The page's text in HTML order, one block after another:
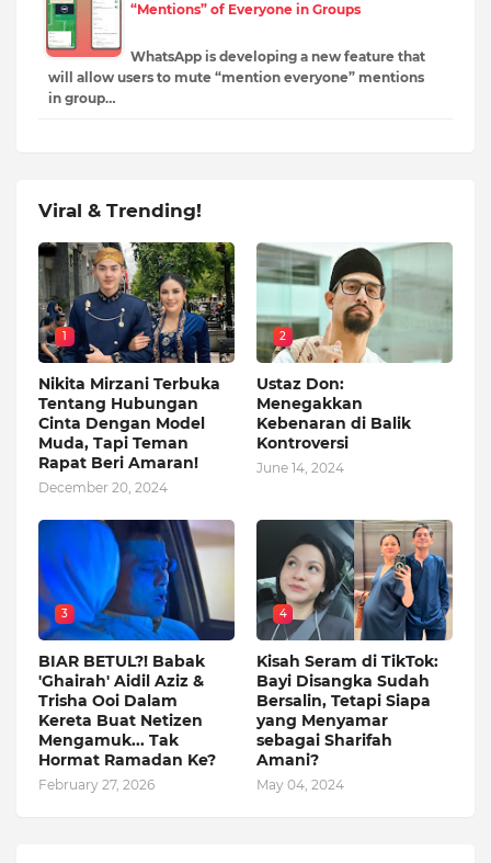
“Mentions” of Everyone in Groups
WhatsApp is developing a new feature that
will allow users to mute “mention everyone” mentions
in group…
Viral & Trending!
1
Nikita Mirzani Terbuka
Tentang Hubungan
Cinta Dengan Model
Muda, Tapi Teman
Rapat Beri Amaran!
December 20, 2024
2
Ustaz Don:
Menegakkan
Kebenaran di Balik
Kontroversi
June 14, 2024
3
BIAR BETUL?! Babak
'Ghairah' Aidil Aziz &
Trisha Ooi Dalam
Kereta Buat Netizen
Mengamuk... Tak
Hormat Ramadan Ke?
February 27, 2026
4
Kisah Seram di TikTok:
Bayi Disangka Sudah
Bersalin, Tetapi Siapa
yang Menyamar
sebagai Sharifah
Amani?
May 04, 2024